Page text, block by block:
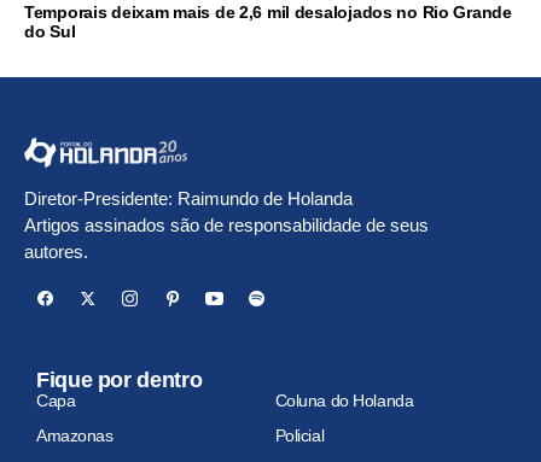
Temporais deixam mais de 2,6 mil desalojados no Rio Grande
do Sul
Diretor-Presidente: Raimundo de Holanda
Artigos assinados são de responsabilidade de seus
autores.
Fique por dentro
Capa
Coluna do Holanda
Amazonas
Policial